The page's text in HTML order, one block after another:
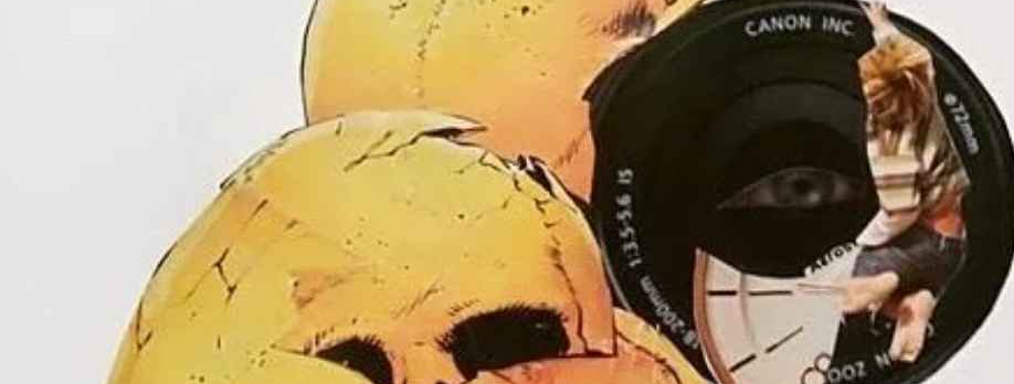
Sobre mi
Bajo una premisa
capaz de poder
El collage y yo,
entonces lo
piezas no tenían
carentes de un
mediante el
acercamiento
pandemia. Dicho
estrecha con el
empleé al realizar